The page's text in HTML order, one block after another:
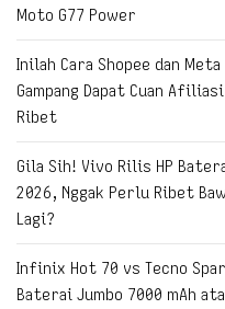
Moto G77 Power
Inilah Cara Shopee dan
Gampang Dapat Cuan
Ribet
Gila Sih! Vivo Rilis HP
2026, Nggak Perlu Ribet
Lagi?
Infinix Hot 70 vs Tecno
Baterai Jumbo 7000 mAh